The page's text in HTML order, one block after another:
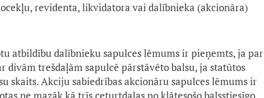
revidenta, likvidatora vai dalībnieka (akcionāra)
atbildību dalībnieku sapulces lēmums ir pieņemts, ja par
divām trešdaļām sapulcē pārstāvēto balsu, ja statūtos
skaits. Akciju sabiedrības akcionāru sapulces lēmums ir